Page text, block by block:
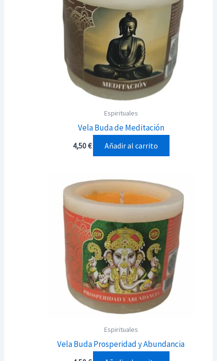
Espirituales
Vela Buda de Meditación
4,50€ Añadir al carrito
Espirituales
Vela Buda Prosperidad y Abundancia